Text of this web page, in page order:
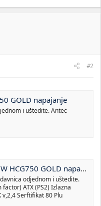
#2
GOLD napajanje
i uštedite. Antec
GOLD napajanje
odjednom i uštedite.
ATX (PS2) Izlazna
v,2,4 Serftifikat 80 Plu